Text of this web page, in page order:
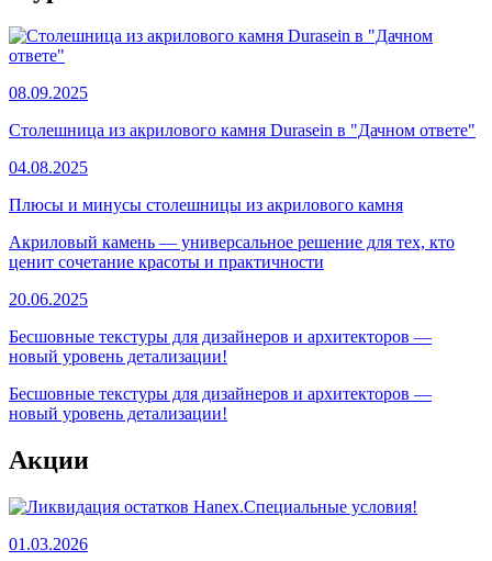
08.09.2025
Столешница из акрилового камня Durasein в "Дачном ответе"
04.08.2025
Плюсы и минусы столешницы из акрилового камня
Акриловый камень — универсальное решение для тех, кто
ценит сочетание красоты и практичности
20.06.2025
Бесшовные текстуры для дизайнеров и архитекторов —
новый уровень детализации!
Бесшовные текстуры для дизайнеров и архитекторов —
новый уровень детализации!
Акции
01.03.2026